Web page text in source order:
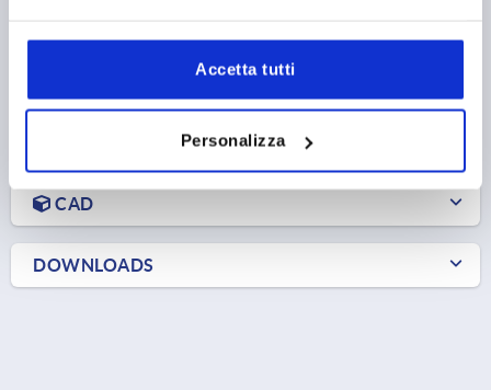
Accetta tutti
Personalizza
plus sales tax
DETAILS
PRODUCT DETAILS
CAD
DOWNLOADS